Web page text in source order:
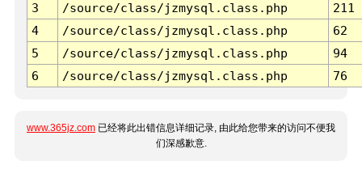
3 /source/class/jzmysql.class.php
211
4
/source/class/jzmysql.class.php
62
5
/source/class/jzmysql.class.php
94
6
/source/class/jzmysql.class.php 76
www.365jz.com 已经将此出错信息详细记录, 由此给您带来的访问不便我
们深感歉意.